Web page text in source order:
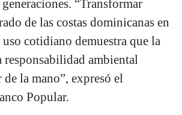
“Transformar
de las costas dominicanas en
cotidiano demuestra que la
ambiental
de la mano”, expresó el
Popular.